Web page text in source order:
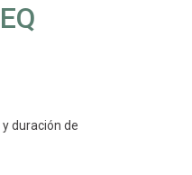
duración de